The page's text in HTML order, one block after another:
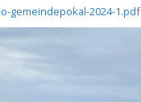
gemeindepokal-2024-1.pdf